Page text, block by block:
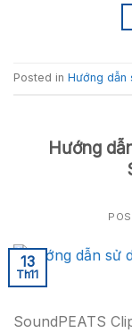
Posted in Hướng dẫn
Hướng
13
Th11
SoundPEATS